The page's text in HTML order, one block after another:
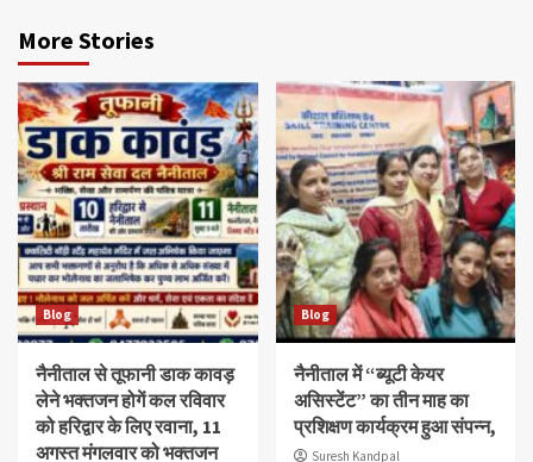
More Stories
Blog
नैनीताल से तूफानी डाक कावड़
लेने भक्तजन होगें कल रविवार
को हरिद्वार के लिए रवाना, 11
अगस्त मंगलवार को भक्तजन
Blog
नैनीताल में “ब्यूटी केयर
असिस्टेंट” का तीन माह का
प्रशिक्षण कार्यक्रम हुआ संपन्न,
Suresh Kandpal